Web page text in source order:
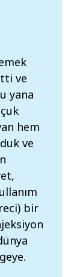
ve
yana
hem
ve
bir